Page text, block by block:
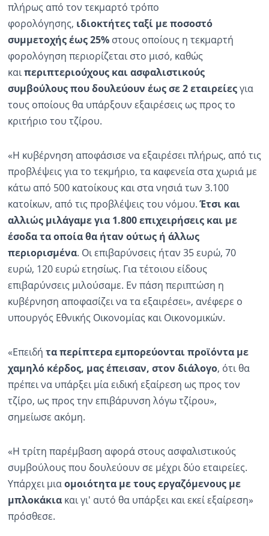
Ραδιόφωνο LIVE
Εκπομπές
Πολιτισμός
πλήρως από τον τεκμαρτό τρόπο
φορολόγησης, ιδιοκτήτες ταξί με ποσοστό
συμμετοχής έως 25%στους οποίους η τεκμαρτή
φορολόγηση περιορίζεται στο μισό, καθώς
καιπεριπτεριούχους και ασφαλιστικούς
συμβούλους που δουλεύουν έως σε 2 εταιρείεςγια
τους οποίους θα υπάρξουν εξαιρέσεις ως προς το
κριτήριο του τζίρου.
«Η κυβέρνηση αποφάσισε να εξαιρέσει πλήρως, από τις
προβλέψεις για το τεκμήριο, τα καφενεία στα χωριά με
κάτω από 500 κατοίκους και στα νησιά των 3.100
κατοίκων, από τις προβλέψεις του νόμου.Έτσι και
αλλιώς μιλάγαμε για 1.800 επιχειρήσεις και με
έσοδα τα οποία θα ήταν ούτως ή άλλως
περιορισμένα. Οι επιβαρύνσεις ήταν 35 ευρώ, 70
ευρώ, 120 ευρώ ετησίως. Για τέτοιου είδους
επιβαρύνσεις μιλούσαμε. Εν πάση περιπτώση η
κυβέρνηση αποφασίζει να τα εξαιρέσει», ανέφερε ο
υπουργός Εθνικής Οικονομίας και Οικονομικών.
«Επειδή τα περίπτερα εμπορεύονται προϊόντα με
χαμηλό κέρδος, μας έπεισαν, στον διάλογο, ότι θα
πρέπει να υπάρξει μία ειδική εξαίρεση ως προς τον
τζίρο, ως προς την επιβάρυνση λόγω τζίρου»,
σημείωσε ακόμη.
«Η τρίτη παρέμβαση αφορά στους ασφαλιστικούς
συμβούλους που δουλεύουν σε μέχρι δύο εταιρείες.
Υπάρχει μιαομοιότητα με τους εργαζόμενους με
μπλοκάκιακαι γι' αυτό θα υπάρξει και εκεί εξαίρεση»
πρόσθεσε.